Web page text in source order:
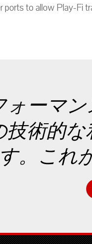
ports to allow Play-Fi
ーマ
技術的
。これ